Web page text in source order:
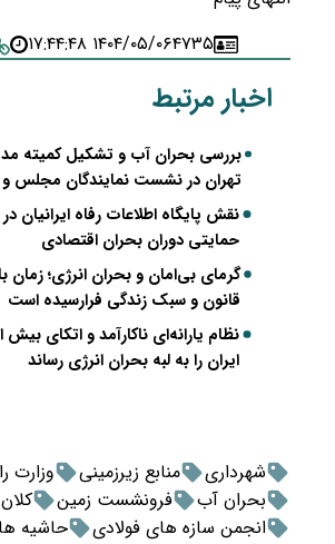
۴۷۳۵۱۴۰۴/۰۵/۰۶ ۱۷:۴۴:۴۸
اخبار مرتبط
بررسی بحران آب و تشکیل کمیته
تهران در نشست نمایندگان مجلس و
نقش پایگاه اطلاعات رفاه ایرانیان
حمایتی دوران بحران اقتصادی
گرمای بی‌امان و بحران انرژی؛ زمان
قانون و سبک زندگی فرارسیده است
نظام یارانه‌ای ناکارآمد و اتکای بیش
ایران را به لبه بحران انرژی رساند
شهرداری منابع زیرزمینی
وزارت
بحران آب
فرونشست زمین
انجمن سازه های فولادی
حاشیه